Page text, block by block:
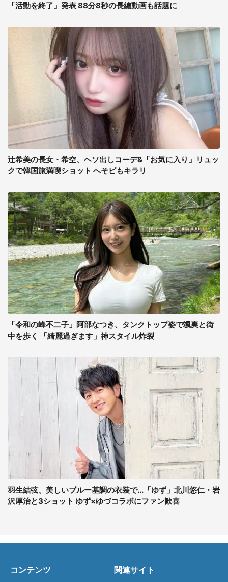
「活動を終了」発表 88分8秒の長編動画も話題に
辻希美の長女・希空、ヘソ出しコーデ&「お気に入り」リュッ
クで韓国旅満喫ショット へそピもキラリ
「令和の峰不二子」阿部なつき、タンクトップ姿で颯爽と街
中を歩く 「綺麗過ぎます」神スタイル炸裂
羽生結弦、美しいブルー基調の衣装で...「ゆず」北川悠仁・岩
沢厚治と3ショット ゆず×ゆづコラボにファン歓喜
コンテンツ 関連サイト